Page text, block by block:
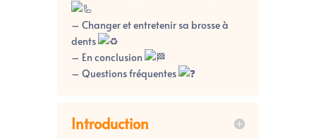
– Changer et entretenir sa brosse à
dents
– En conclusion
– Questions fréquentes
Introduction